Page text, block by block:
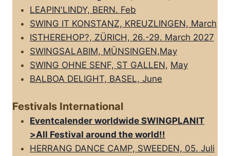
LEAPIN'LINDY, BERN. Feb
SWING IT KONSTANZ, KREUZLINGEN, March
ISTHEREHOP?, ZÜRICH, 26.-29. March 2027
SWINGSALABIM, MÜNSINGEN,May
SWING OHNE SENF, ST GALLEN, May
BALBOA DELIGHT, BASEL, June
Festivals International
Eventcalender worldwide SWINGPLANIT
>All FestivaI around the world!!
HERRANG DANCE CAMP, SWEEDEN, 05. Juli